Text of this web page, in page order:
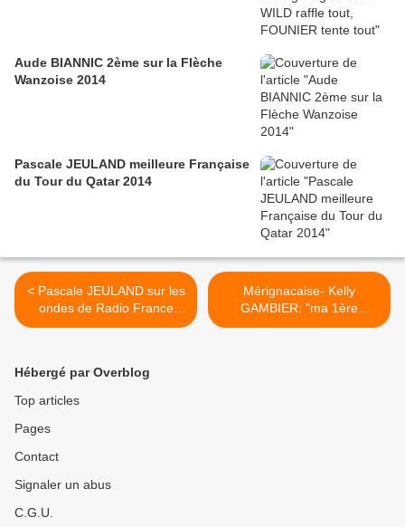
Aude BIANNIC 2ème sur la Flèche
Wanzoise 2014
Pascale JEULAND meilleure Française
du Tour du Qatar 2014
< Pascale JEULAND sur les
ondes de Radio France
Bleu Armorique
Mérignacaise- Kelly
GAMBIER: "ma 1ère
victoire en Nationale" >
Hébergé par Overblog
Top articles
Pages
Contact
Signaler un abus
C.G.U.